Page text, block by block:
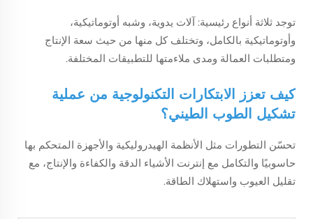
توجد ثلاثة أنواع رئيسية: آلات يدوية، وشبه أوتوماتيكية،
وأوتوماتيكية بالكامل، وتختلف كل منها من حيث سعة الإنتاج
ومتطلبات العمالة ومدى ملاءمتها للتطبيقات المختلفة.
كيف تعزز الابتكارات التكنولوجية من عملية
تشكيل الطوب الطيني؟
تحسّن التطورات مثل الأنظمة الهيدروليكية والأجهزة المتحكم بها
حاسوبيًا والتكامل مع إنترنت الأشياء الدقة والكفاءة والإنتاج، مع
تقليل العيوب واستهلاك الطاقة.